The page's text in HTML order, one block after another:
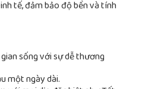
tế, đảm bảo độ bền và tính
sống với sự dễ thương
một ngày dài.